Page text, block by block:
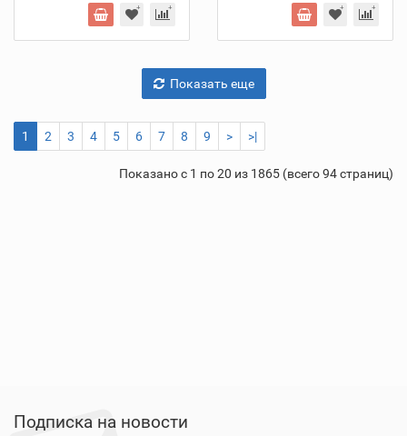
Показать еще
1 2 3 4 5 6 7 8 9 > >|
Показано с 1 по 20 из 1865 (всего 94 страниц)
Подписка на новости